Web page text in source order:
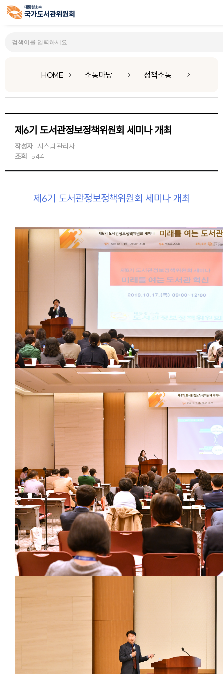
HOME 소통마당 정책소통
제6기 도서관정보정책위원회 세미나 개최
작성자: 시스템 관리자
조회 : 544
제6기 도서관정보정책위원회 세미나 개최